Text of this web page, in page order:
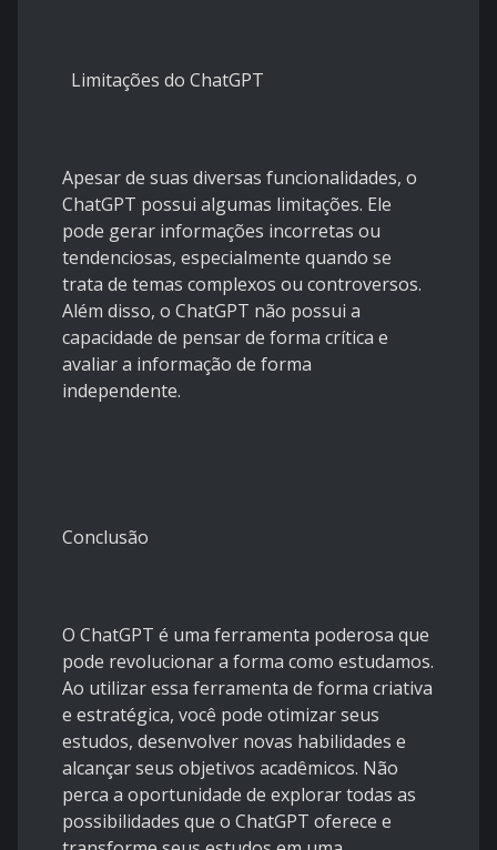
Limitações do ChatGPT
Apesar de suas diversas funcionalidades, o
ChatGPT possui algumas limitações. Ele
pode gerar informações incorretas ou
tendenciosas, especialmente quando se
trata de temas complexos ou controversos.
Além disso, o ChatGPT não possui a
capacidade de pensar de forma crítica e
avaliar a informação de forma
independente.
Conclusão
O ChatGPT é uma ferramenta poderosa que
pode revolucionar a forma como estudamos.
Ao utilizar essa ferramenta de forma criativa
e estratégica, você pode otimizar seus
estudos, desenvolver novas habilidades e
alcançar seus objetivos acadêmicos. Não
perca a oportunidade de explorar todas as
possibilidades que o ChatGPT oferece e